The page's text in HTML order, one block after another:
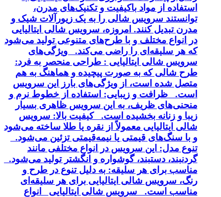
استفاده از مواد باکیفیت و تکنیک‌های مدرن،
توانستند سرویس شالی را به یک زیورآلات شیک و
مدرن تبدیل کنند. امروزه، سرویس شالی ایتالیایی
در انواع مختلف و با طرح‌های متنوعی تولید می‌شود
که هر سلیقه‌ای را راضی می‌کند. ویژگی‌های
سرویس شالی ایتالیایی : طراحی منحصر به فرد:
طرح شالی که به صورت پیچیده و هماهنگ به هم
متصل شده است، از ویژگی‌های بارز این سرویس
است. ظرافت و زیبایی: استفاده از خطوط نرم و
منحنی‌های ظریف، به این سرویس ظاهری بسیار
زیبا و زنانه بخشیده است. کیفیت بالا: سرویس
شالی ایتالیایی معمولاً از نقره یا طلا ساخته می‌شود
و با سنگ‌های قیمتی یا نیمه‌قیمتی تزئین می‌شود.
تنوع مدل: این سرویس در انواع مختلفی مانند
گردنبند، دستبند، گوشواره و انگشتر تولید می‌شود.
مناسب برای هر سلیقه: به دلیل تنوع در طرح و
رنگ، سرویس شالی ایتالیایی برای هر سلیقه‌ای
مناسب است. سرویس شالی ایتالیایی انواع